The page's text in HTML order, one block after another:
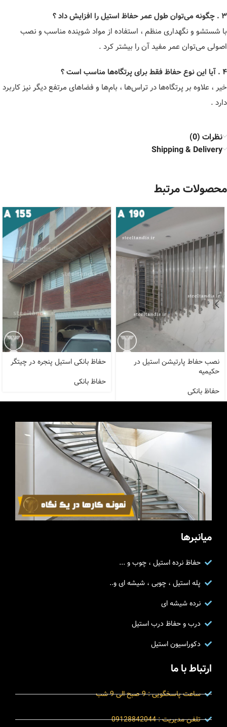
۳ . چگونه می‌توان طول عمر حفاظ استیل را افزایش داد ؟
با شستشو و نگهداری منظم ، استفاده از مواد شوینده مناسب و نصب
اصولی می‌توان عمر مفید آن را بیشتر کرد .
۴ . آیا این نوع حفاظ فقط برای پرتگاه‌ها مناسب است ؟
خیر ، علاوه بر پرتگاه‌ها در تراس‌ها ، بام‌ها و فضاهای مرتفع دیگر نیز کاربرد
دارد .
نظرات (0)
Shipping & Delivery
محصولات مرتبط
نصب حفاط پارتیشن استیل در
حکیمیه
حفاظ بانکی
حفاظ بانکی استیل پنجره در چیتگر
حفاظ بانکی
میانبرها
حفاظ نرده استیل ، چوب و ...
پله استیل ، چوبی ، شیشه ای و..
نرده شیشه ای
درب و حفاظ درب استیل
دکوراسیون استیل
ارتباط با ما
ساعت پاسخگویی : 9 صبح الی 9 شب
تلفن مدیریت : 09128842044